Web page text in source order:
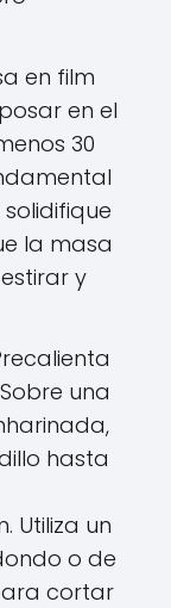
en film
en el
30
la masa
y
una
hasta
Utiliza un
o de
cortar